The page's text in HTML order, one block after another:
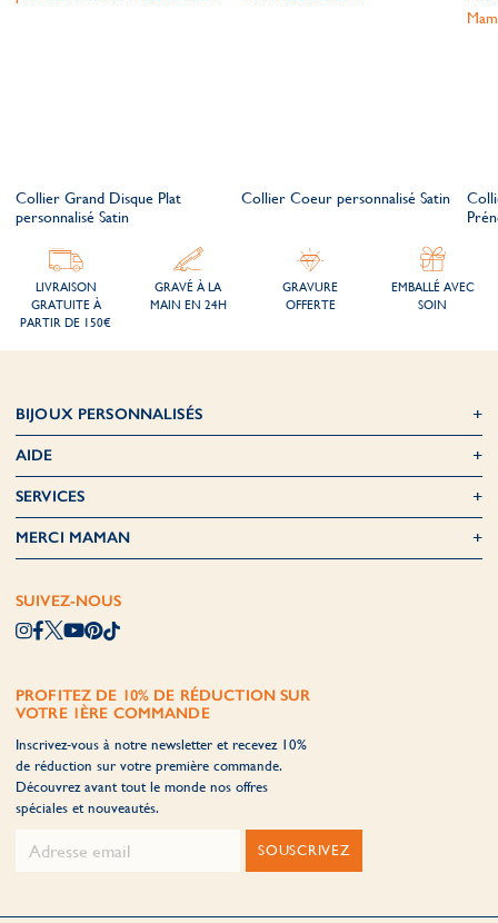
Collier Grand Disque Plat
personnalisé Satin
Collier Coeur personnalisé Satin
LIVRAISON
GRATUITE À
PARTIR DE 150€
GRAVÉ À LA
MAIN EN 24H
GRAVURE
OFFERTE
EMBALLÉ AVEC
SOIN
BIJOUX PERSONNALISÉS
AIDE
SERVICES
MERCI MAMAN
SUIVEZ-NOUS
PROFITEZ DE 10% DE RÉDUCTION SUR
VOTRE 1ÈRE COMMANDE
Inscrivez-vous à notre newsletter et recevez 10%
de réduction sur votre première commande.
Découvrez avant tout le monde nos offres
spéciales et nouveautés.
SOUSCRIVEZ